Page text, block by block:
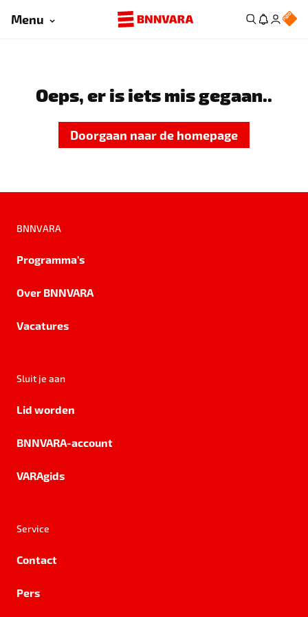
Menu
Oeps, er is iets mis gegaan..
Doorgaan naar de homepage
BNNVARA
Programma's
Over BNNVARA
Vacatures
Sluit je aan
Lid worden
BNNVARA-account
VARAgids
Service
Contact
Pers